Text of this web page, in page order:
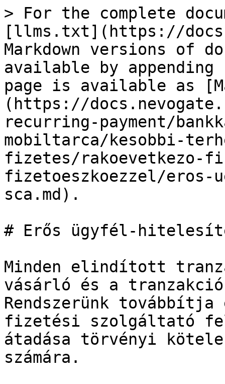
> For the complete
[llms.txt](https://
Markdown versions of
available by
page is available as
(https://
recurring-payment/
mobiltarca/kesobbi-
fizetes/
fizetoeszkoezzel/
sca.md).
# Erős ügyfél-
Minden elindított
vásárló és a
Rendszerünk
fizetési szolgáltató
átadása törvényi
számára.